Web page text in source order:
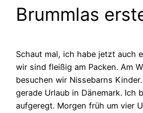
Brummlas
Schaut mal, ich habe jetzt auch
wir sind fleißig am Packen. Am
besuchen wir Nissebarns
gerade Urlaub in Dänemark. Ich
aufgeregt. Morgen früh um vier